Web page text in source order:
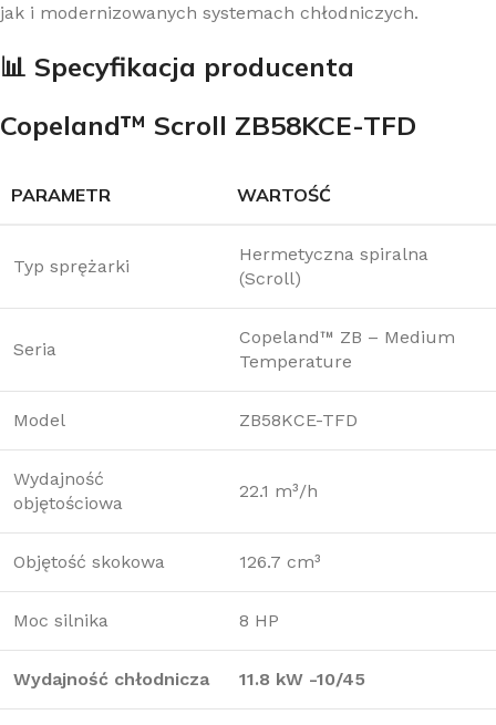
jak i modernizowanych systemach chłodniczych.
📊 Specyfikacja producenta
Copeland™ Scroll ZB58KCE-TFD
PARAMETR WARTOŚĆ
Typ sprężarki
Hermetyczna spiralna
(Scroll)
Seria
Copeland™ ZB – Medium
Temperature
Model ZB58KCE-TFD
Wydajność
objętościowa
22.1 m³/h
Objętość skokowa 126.7 cm³
Moc silnika 8 HP
Wydajność chłodnicza 11.8 kW -10/45